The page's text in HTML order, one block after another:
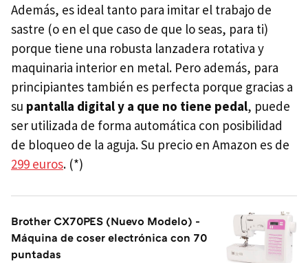
Además, es ideal tanto para imitar el trabajo de
sastre (o en el que caso de que lo seas, para ti)
porque tiene una robusta lanzadera rotativa y
maquinaria interior en metal. Pero además, para
principiantes también es perfecta porque gracias a
su pantalla digital y a que no tiene pedal, puede
ser utilizada de forma automática con posibilidad
de bloqueo de la aguja. Su precio en Amazon es de
299 euros. (*)
Brother CX70PES (Nuevo Modelo) -
Máquina de coser electrónica con 70
puntadas